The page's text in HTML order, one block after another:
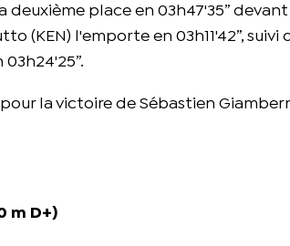
deuxième place en 03h47'35”
(KEN) l'emporte en 03h11'42”, suivi
03h24'25”.
la victoire de Sébastien
m D+)